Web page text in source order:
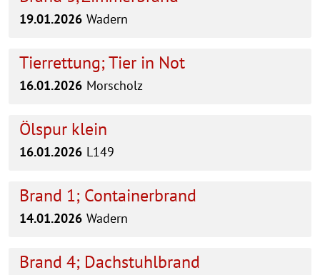
19.01.2026 Wadern
Tierrettung; Tier in Not
16.01.2026 Morscholz
Ölspur klein
16.01.2026 L149
Brand 1; Containerbrand
14.01.2026 Wadern
Brand 4; Dachstuhlbrand